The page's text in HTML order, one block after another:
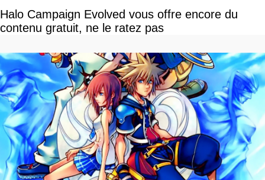
Halo Campaign Evolved vous offre encore du
contenu gratuit, ne le ratez pas